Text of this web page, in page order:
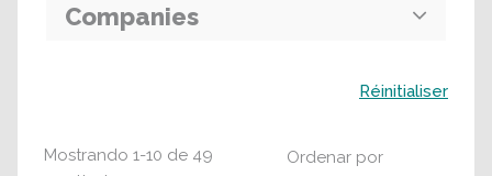
Mostrando 1-10 de 49
Ordenar por
Companies
Réinitialiser